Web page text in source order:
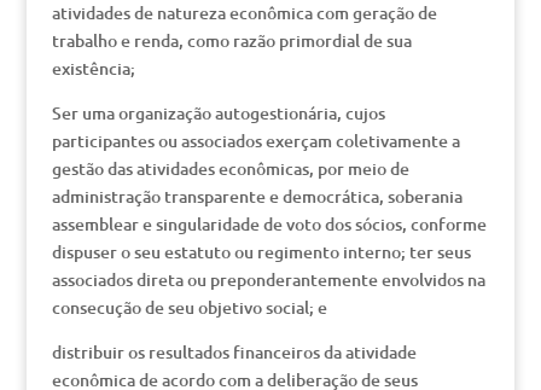
atividades de natureza econômica com geração de
trabalho e renda, como razão primordial de sua
existência;
Ser uma organização autogestionária, cujos
participantes ou associados exerçam coletivamente a
gestão das atividades econômicas, por meio de
administração transparente e democrática, soberania
assemblear e singularidade de voto dos sócios, conforme
dispuser o seu estatuto ou regimento interno; ter seus
associados direta ou preponderantemente envolvidos na
consecução de seu objetivo social; e
distribuir os resultados financeiros da atividade
econômica de acordo com a deliberação de seus